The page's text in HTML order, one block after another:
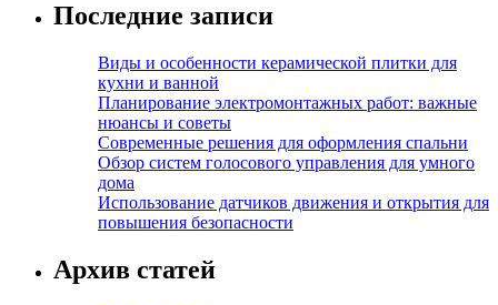
Последние записи
Виды и особенности керамической плитки для
кухни и ванной
Планирование электромонтажных работ: важные
нюансы и советы
Современные решения для оформления спальни
Обзор систем голосового управления для умного
дома
Использование датчиков движения и открытия для
повышения безопасности
Архив статей